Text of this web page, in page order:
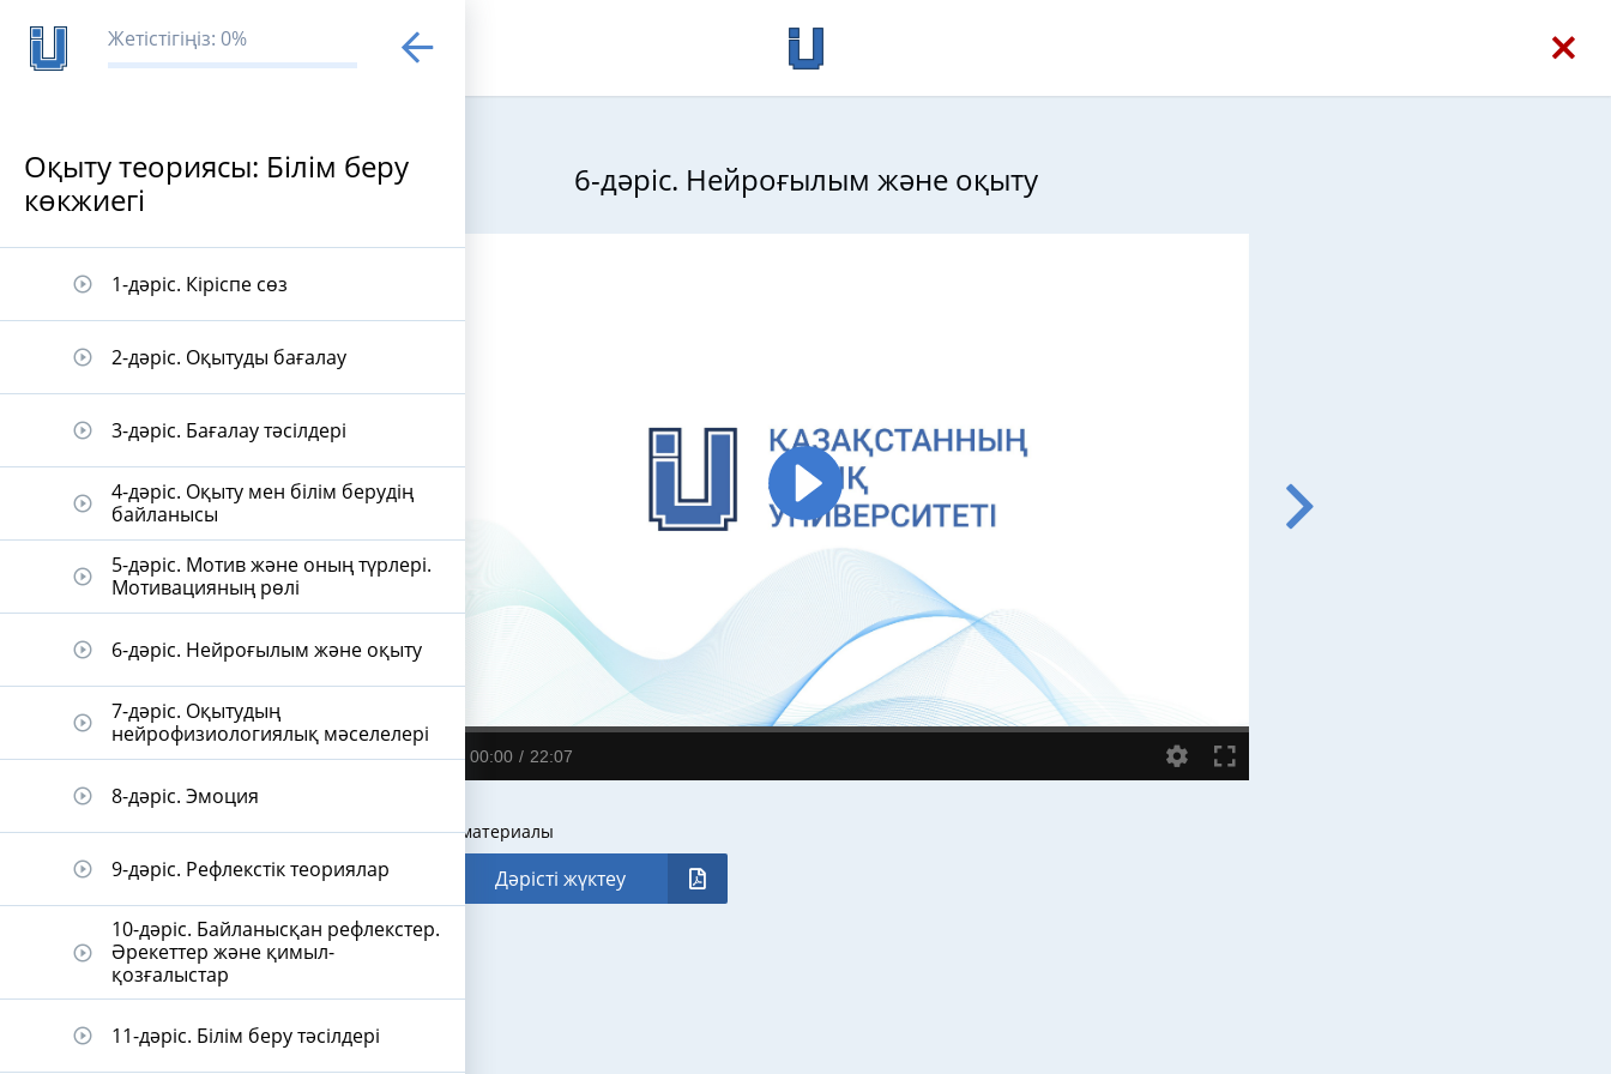
Жетістігіңіз: 0%
Оқыту теориясы: Білім беру
көкжиегі
play_circle_outline 1-дәріс. Кіріспе сөз
play_circle_outline 2-дәріс. Оқытуды бағалау
play_circle_outline 3-дәріс. Бағалау тәсілдері
play_circle_outline
4-дәріс. Оқыту мен білім берудің
байланысы
play_circle_outline
5-дәріс. Мотив және оның түрлері.
Мотивацияның рөлі
play_circle_outline 6-дәріс. Нейроғылым және оқыту
play_circle_outline
7-дәріс. Оқытудың
нейрофизиологиялық мәселелері
play_circle_outline 8-дәріс. Эмоция
play_circle_outline 9-дәріс. Рефлекстік теориялар
play_circle_outline
10-дәріс. Байланысқан рефлекстер.
Әрекеттер және қимыл-
қозғалыстар
play_circle_outline 11-дәріс. Білім беру тәсілдері
6-дәріс. Нейроғылым және оқыту
Оқыту теориясы: Білім беру көкжиегі
00:00 22:07
Видеодәріс материалы
Дәрісті жүктеу